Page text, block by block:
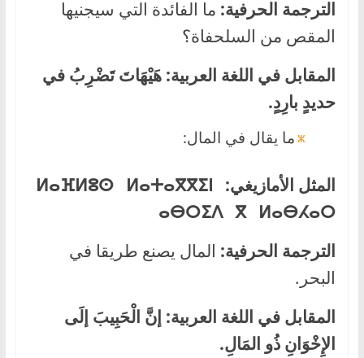
الترجمة الحرفية: ما الفائدة التي سيجنيها
المقص من السلحفاة؟
المقابل في اللغة العربية: هَيْهَاتَ تَضْرِبُ في
حديدٍ بارِدٍ.
ما يقال في المال:
المثل الأمازيغي:
ⵍⴰⴼⵍⵓⵙ ⵍⴰⵜⴰⴳⴳⵉⵏ
ⴰⴱⵔⵉⴷ ⴳ ⵍⴰⴱⵃⴰⵔ
الترجمة الحرفية: المال يصنع طريقا في
البحر.
المقابل في اللغة العربية: إنَّ الْحَبِيبَ إلَى
الإِخْوَانِ ذُو المَالِ.